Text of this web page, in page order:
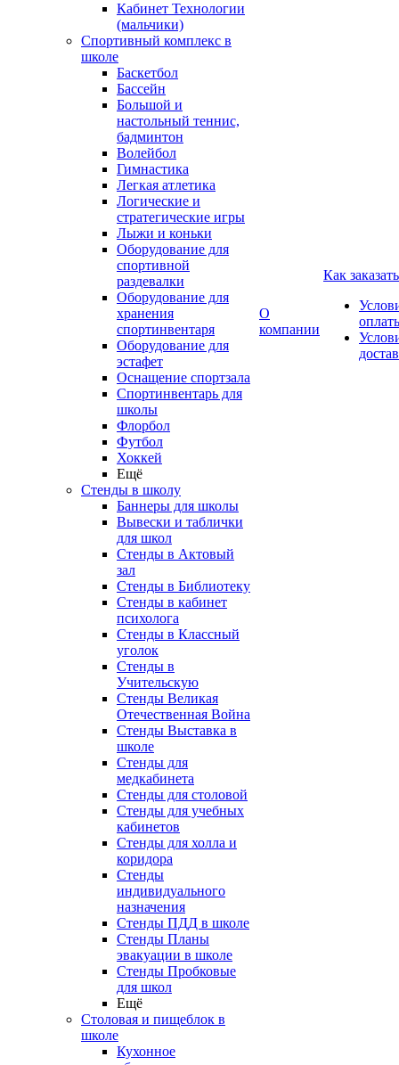
Кабинет Технологии
(мальчики)
Спортивный комплекс в
школе
Баскетбол
Бассейн
Большой и
настольный теннис,
бадминтон
Волейбол
Гимнастика
Легкая атлетика
Логические и
стратегические игры
Лыжи и коньки
Оборудование для
спортивной
раздевалки
Оборудование для
хранения
спортинвентаря
Оборудование для
эстафет
Оснащение спортзала
Спортинвентарь для
школы
Флорбол
Футбол
Хоккей
Ещё
Стенды в школу
Баннеры для школы
Вывески и таблички
для школ
Стенды в Актовый
зал
Стенды в Библиотеку
Стенды в кабинет
психолога
Стенды в Классный
уголок
Стенды в
Учительскую
Стенды Великая
Отечественная Война
Стенды Выставка в
школе
Стенды для
медкабинета
Стенды для столовой
Стенды для учебных
кабинетов
Стенды для холла и
коридора
Стенды
индивидуального
назначения
Стенды ПДД в школе
Стенды Планы
эвакуации в школе
Стенды Пробковые
для школ
Ещё
Столовая и пищеблок в
школе
Кухонное
О
компании
Как